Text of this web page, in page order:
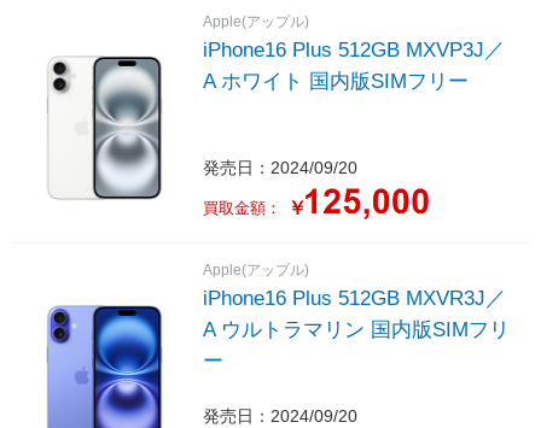
Apple(アップル)
iPhone16 Plus 512GB MXVP3J／
A ホワイト 国内版SIMフリー
発売日：2024/09/20
買取金額： ￥
Apple(アップル)
iPhone16 Plus 512GB MXVR3J／
A ウルトラマリン 国内版SIMフリ
ー
発売日：2024/09/20